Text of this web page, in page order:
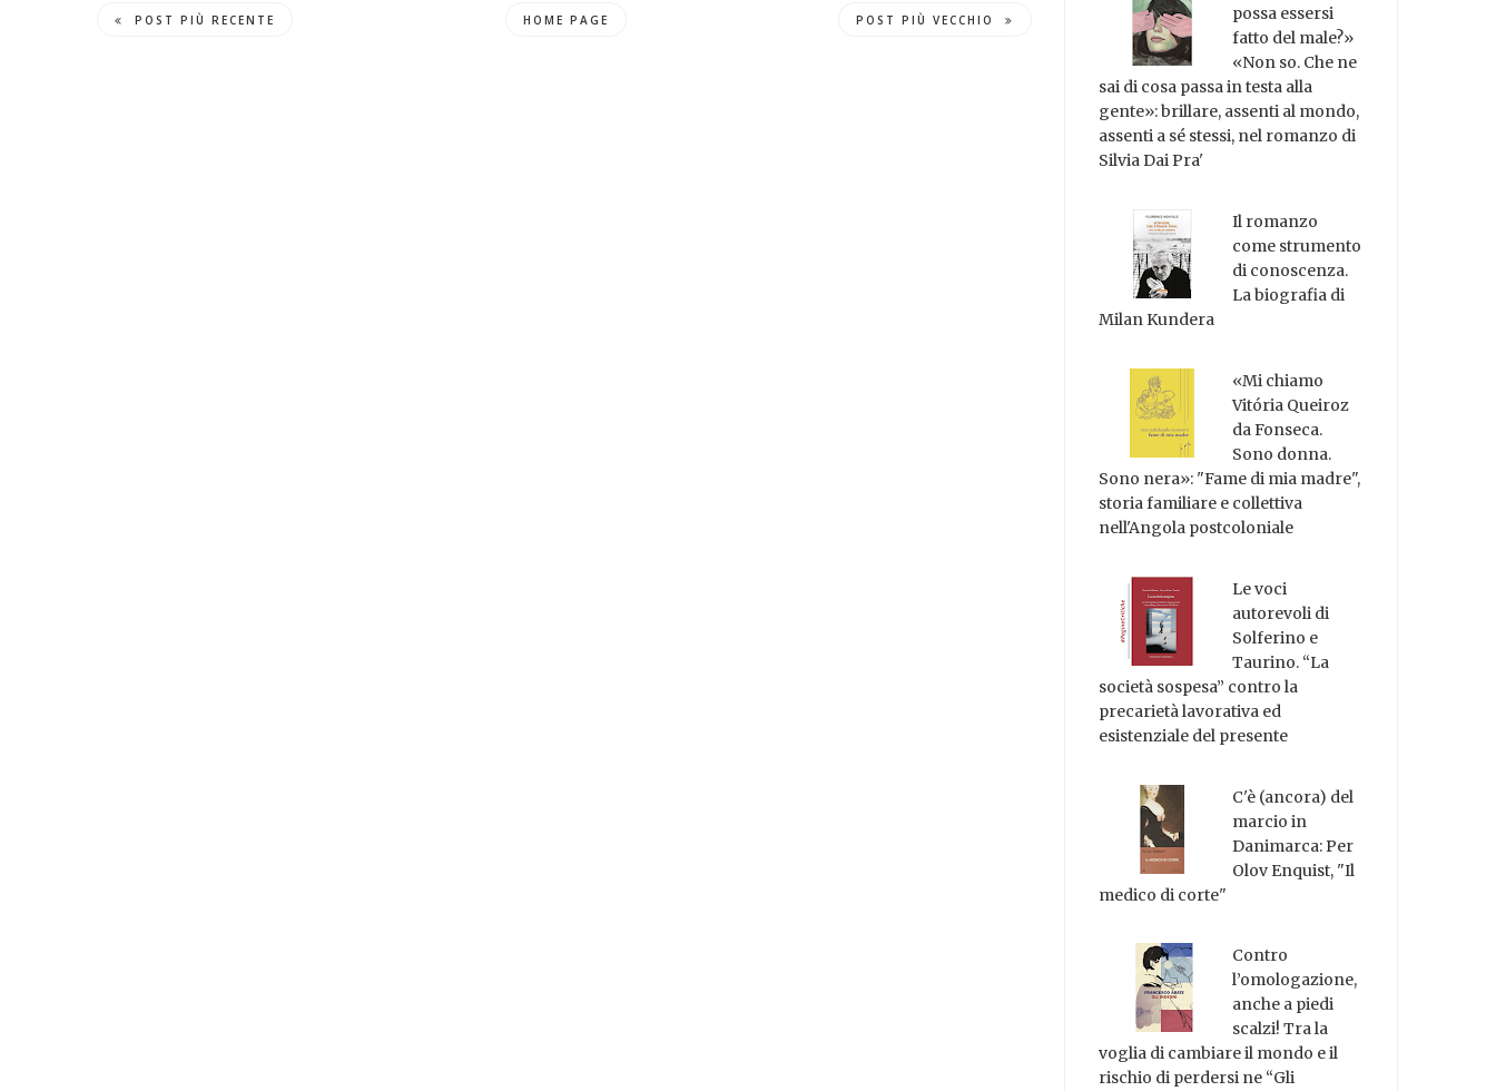
POST PIÙ RECENTE HOME PAGE POST PIÙ VECCHIO
possa essersi
fatto del male?»
«Non so. Che ne
sai di cosa passa in testa alla
gente»: brillare, assenti al mondo,
assenti a sé stessi, nel romanzo di
Silvia Dai Pra'
Il romanzo
come strumento
di conoscenza.
La biografia di
Milan Kundera
«Mi chiamo
Vitória Queiroz
da Fonseca.
Sono donna.
Sono nera»: "Fame di mia madre",
storia familiare e collettiva
nell'Angola postcoloniale
Le voci
autorevoli di
Solferino e
Taurino. “La
società sospesa” contro la
precarietà lavorativa ed
esistenziale del presente
C'è (ancora) del
marcio in
Danimarca: Per
Olov Enquist, "Il
medico di corte"
Contro
l’omologazione,
anche a piedi
scalzi! Tra la
voglia di cambiare il mondo e il
rischio di perdersi ne “Gli